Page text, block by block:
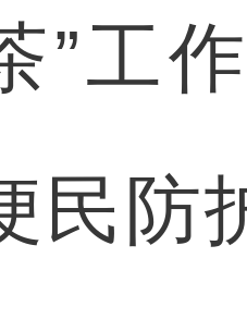
”工
民防